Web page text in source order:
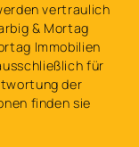
vertraulich
& Mortag
Immobilien
für
der
finden sie